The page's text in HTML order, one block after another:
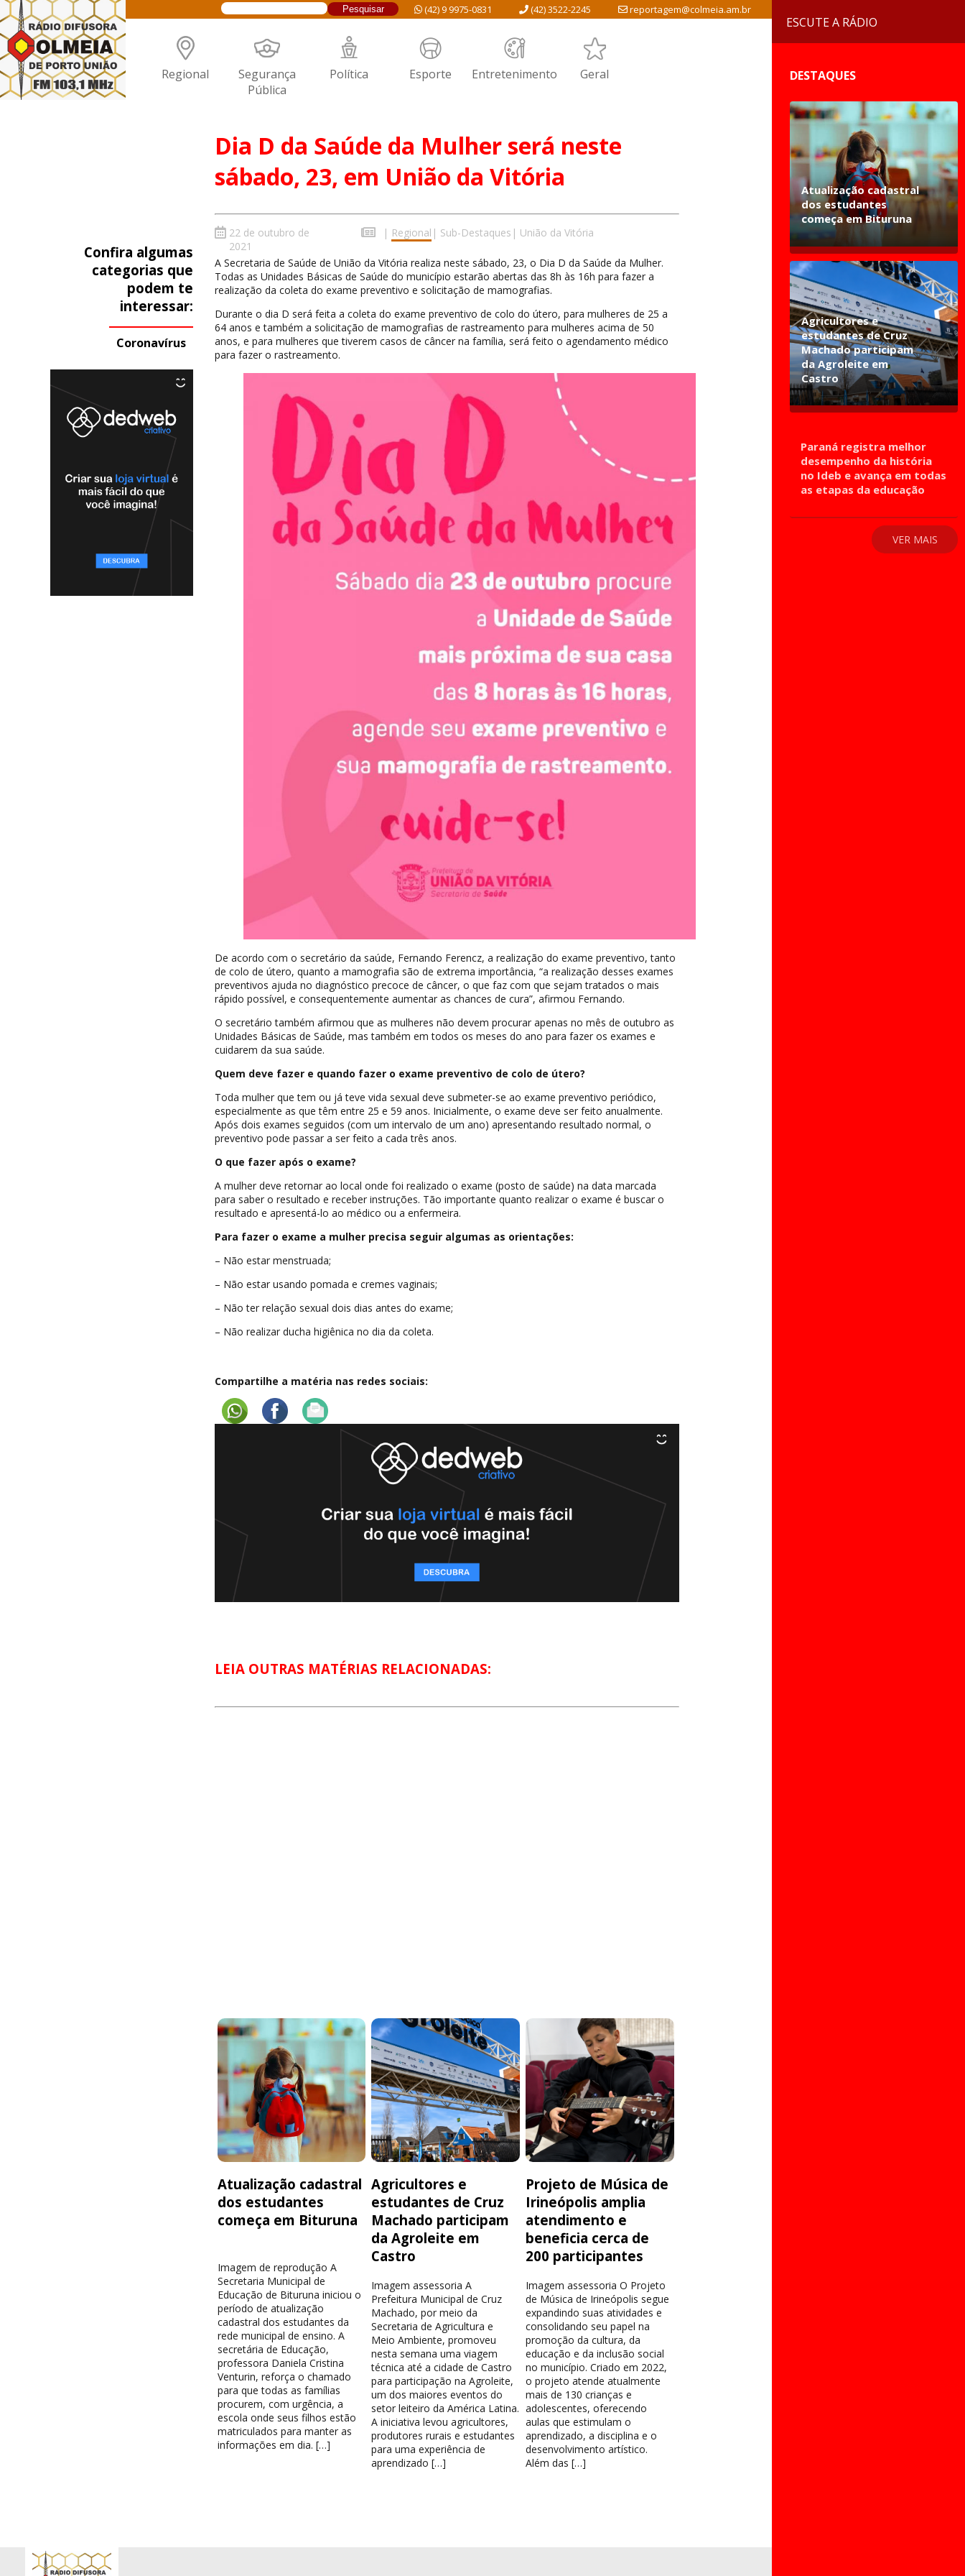
reportagem@colmeia.am.br
(42) 3522-2245
(42) 9 9975-0831
Regional Segurança
Pública
Política Esporte Entretenimento Geral
Dia D da Saúde da Mulher será neste
sábado, 23, em União da Vitória
Confira algumas
categorias que
podem te
interessar:
Coronavírus
22 de outubro de
2021
| Regional | Sub-Destaques | União da Vitória
A Secretaria de Saúde de União da Vitória realiza neste sábado, 23, o Dia D da Saúde da Mulher.
Todas as Unidades Básicas de Saúde do município estarão abertas das 8h às 16h para fazer a
realização da coleta do exame preventivo e solicitação de mamografias.
Durante o dia D será feita a coleta do exame preventivo de colo do útero, para mulheres de 25 a
64 anos e também a solicitação de mamografias de rastreamento para mulheres acima de 50
anos, e para mulheres que tiverem casos de câncer na família, será feito o agendamento médico
para fazer o rastreamento.
De acordo com o secretário da saúde, Fernando Ferencz, a realização do exame preventivo, tanto
de colo de útero, quanto a mamografia são de extrema importância, “a realização desses exames
preventivos ajuda no diagnóstico precoce de câncer, o que faz com que sejam tratados o mais
rápido possível, e consequentemente aumentar as chances de cura”, afirmou Fernando.
O secretário também afirmou que as mulheres não devem procurar apenas no mês de outubro as
Unidades Básicas de Saúde, mas também em todos os meses do ano para fazer os exames e
cuidarem da sua saúde.
Quem deve fazer e quando fazer o exame preventivo de colo de útero?
Toda mulher que tem ou já teve vida sexual deve submeter-se ao exame preventivo periódico,
especialmente as que têm entre 25 e 59 anos. Inicialmente, o exame deve ser feito anualmente.
Após dois exames seguidos (com um intervalo de um ano) apresentando resultado normal, o
preventivo pode passar a ser feito a cada três anos.
O que fazer após o exame?
A mulher deve retornar ao local onde foi realizado o exame (posto de saúde) na data marcada
para saber o resultado e receber instruções. Tão importante quanto realizar o exame é buscar o
resultado e apresentá-lo ao médico ou a enfermeira.
Para fazer o exame a mulher precisa seguir algumas as orientações:
– Não estar menstruada;
– Não estar usando pomada e cremes vaginais;
– Não ter relação sexual dois dias antes do exame;
– Não realizar ducha higiênica no dia da coleta.
Compartilhe a matéria nas redes sociais:
LEIA OUTRAS MATÉRIAS RELACIONADAS:
Atualização cadastral
dos estudantes
começa em Bituruna
Imagem de reprodução A
Secretaria Municipal de
Educação de Bituruna iniciou o
período de atualização
cadastral dos estudantes da
rede municipal de ensino. A
secretária de Educação,
professora Daniela Cristina
Venturin, reforça o chamado
para que todas as famílias
procurem, com urgência, a
escola onde seus filhos estão
matriculados para manter as
informações em dia. […]
Agricultores e
estudantes de Cruz
Machado participam
da Agroleite em
Castro
Imagem assessoria A
Prefeitura Municipal de Cruz
Machado, por meio da
Secretaria de Agricultura e
Meio Ambiente, promoveu
nesta semana uma viagem
técnica até a cidade de Castro
para participação na Agroleite,
um dos maiores eventos do
setor leiteiro da América Latina.
A iniciativa levou agricultores,
produtores rurais e estudantes
para uma experiência de
aprendizado […]
Projeto de Música de
Irineópolis amplia
atendimento e
beneficia cerca de
200 participantes
Imagem assessoria O Projeto
de Música de Irineópolis segue
expandindo suas atividades e
consolidando seu papel na
promoção da cultura, da
educação e da inclusão social
no município. Criado em 2022,
o projeto atende atualmente
mais de 130 crianças e
adolescentes, oferecendo
aulas que estimulam o
aprendizado, a disciplina e o
desenvolvimento artístico.
Além das […]
ESCUTE A RÁDIO
DESTAQUES
Atualização cadastral
dos estudantes
começa em Bituruna
Agricultores e
estudantes de Cruz
Machado participam
da Agroleite em
Castro
Paraná registra melhor
desempenho da história
no Ideb e avança em todas
as etapas da educação
VER MAIS